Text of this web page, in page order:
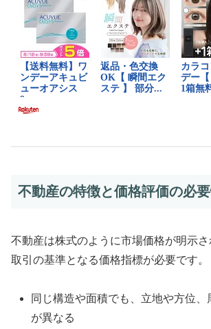
不動産の特徴と価格評価の必
不動産は株式のように市場価格が明示さ
取引の基準となる価格指標が必要です。
同じ構造や面積でも、立地や方位、
が異なる